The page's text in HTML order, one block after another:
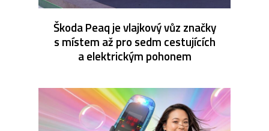
Škoda Peaq je vlajkový vůz značky
s místem až pro sedm cestujících
a elektrickým pohonem